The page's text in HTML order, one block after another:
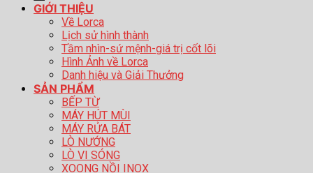
GIỚI THIỆU
Về Lorca
Lịch sử hình thành
Tầm nhìn-sứ mệnh-giá trị cốt lõi
Hình Ảnh về Lorca
Danh hiệu và Giải Thưởng
SẢN PHẨM
BẾP TỪ
MÁY HÚT MÙI
MÁY RỬA BÁT
LÒ NƯỚNG
LÒ VI SÓNG
XOONG NỒI INOX